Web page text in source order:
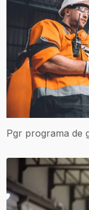
Pgr programa de